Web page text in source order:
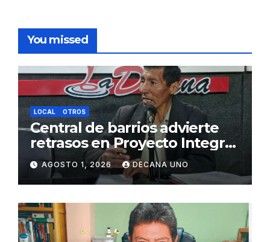
You missed
LOCAL OTROS
Central de barrios advierte
retrasos en Proyecto Integral
de Agua y Alcantarillado para
Juliaca
AGOSTO 1, 2026 DECANA UNO